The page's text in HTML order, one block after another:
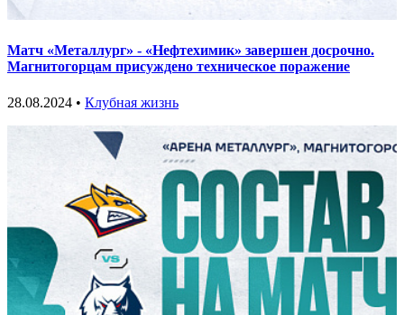
Матч «Металлург» - «Нефтехимик» завершен досрочно.
Магнитогорцам присуждено техническое поражение
28.08.2024 • Клубная жизнь